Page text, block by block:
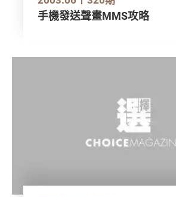
手機發送聲畫MMS攻略